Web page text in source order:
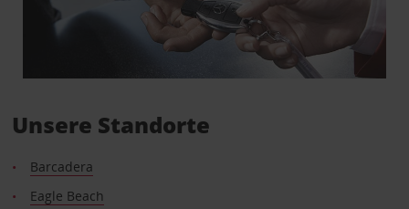
Unsere Standorte
Barcadera
Eagle Beach